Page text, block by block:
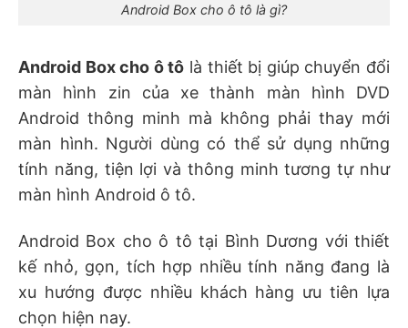
Android Box cho ô tô là gì?
Android Box cho ô tô là thiết bị giúp chuyển đổi
màn hình zin của xe thành màn hình DVD
Android thông minh mà không phải thay mới
màn hình. Người dùng có thể sử dụng những
tính năng, tiện lợi và thông minh tương tự như
màn hình Android ô tô.
Android Box cho ô tô tại Bình Dương với thiết
kế nhỏ, gọn, tích hợp nhiều tính năng đang là
xu hướng được nhiều khách hàng ưu tiên lựa
chọn hiện nay.